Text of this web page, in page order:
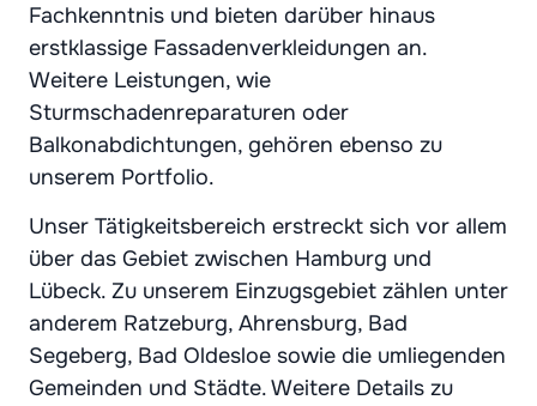
Fachkenntnis und bieten darüber hinaus
erstklassige Fassadenverkleidungen an.
Weitere Leistungen, wie
Sturmschadenreparaturen oder
Balkonabdichtungen, gehören ebenso zu
unserem Portfolio.
Unser Tätigkeitsbereich erstreckt sich vor allem
über das Gebiet zwischen Hamburg und
Lübeck. Zu unserem Einzugsgebiet zählen unter
anderem Ratzeburg, Ahrensburg, Bad
Segeberg, Bad Oldesloe sowie die umliegenden
Gemeinden und Städte. Weitere Details zu